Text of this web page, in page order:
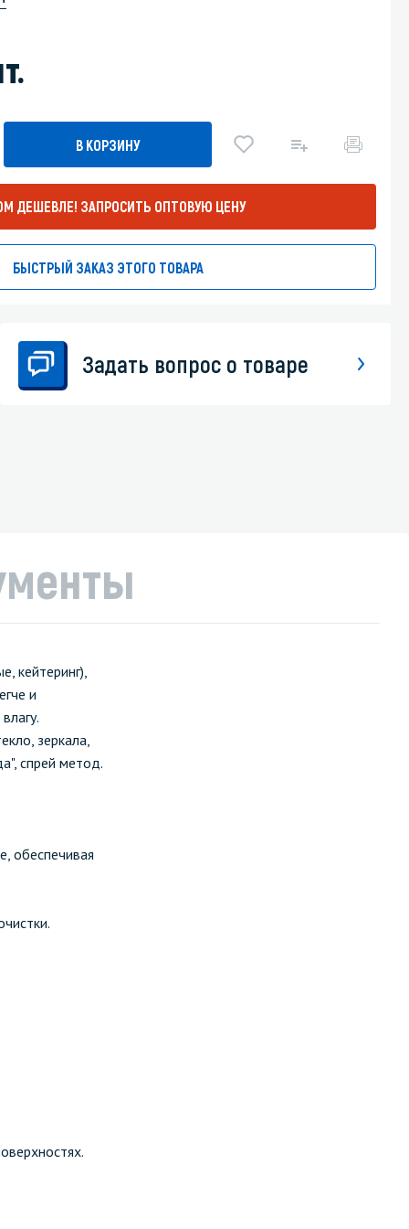
В КОРЗИНУ
ДЕШЕВЛЕ! ЗАПРОСИТЬ ОПТОВУЮ ЦЕНУ
БЫСТРЫЙ ЗАКАЗ ЭТОГО ТОВАРА
Задать вопрос о товаре
кейтеринг),
и
зеркала,
спрей метод.
обеспечивая